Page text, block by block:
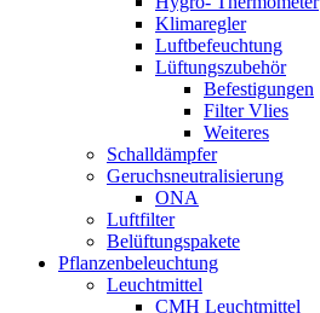
Klimaregler
Luftbefeuchtung
Lüftungszubehör
Befestigungen
Filter Vlies
Weiteres
Schalldämpfer
Geruchsneutralisierung
ONA
Luftfilter
Belüftungspakete
Pflanzenbeleuchtung
Leuchtmittel
CMH Leuchtmittel